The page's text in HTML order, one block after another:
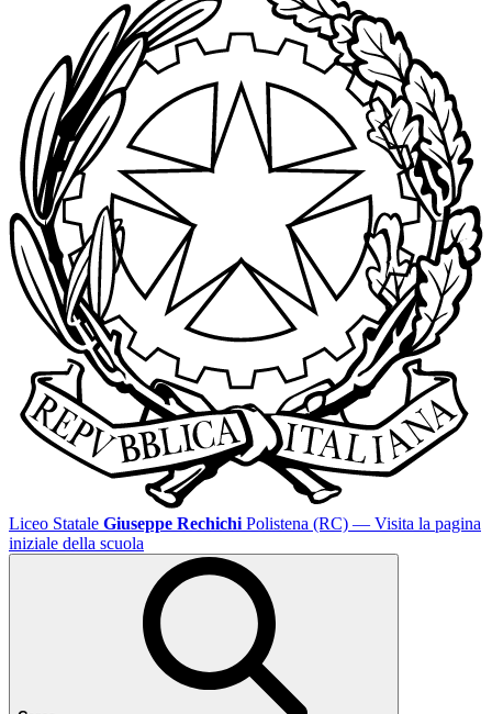
Liceo Statale Giuseppe Rechichi Polistena (RC) — Visita la pagina
iniziale della scuola